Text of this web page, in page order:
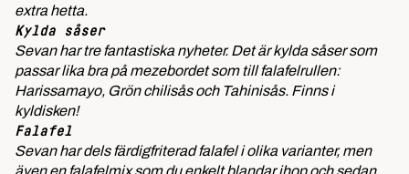
extra hetta.
Kylda såser
Sevan har tre fantastiska nyheter. Det är kylda såser som
passar lika bra på mezebordet som till falafelrullen:
Harissamayo, Grön chilisås och Tahinisås. Finns i
kyldisken!
Falafel
Sevan har dels färdigfriterad falafel i olika varianter, men
även en falafelmix som du enkelt blandar ihop och sedan